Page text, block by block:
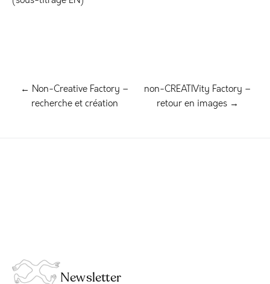
← Non-Creative Factory –
recherche et création
non-CREATIVity Factory –
retour en images →
Newsletter